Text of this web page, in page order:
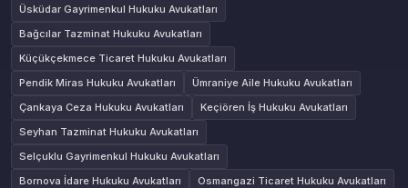
Üsküdar Gayrimenkul Hukuku Avukatları
Bağcılar Tazminat Hukuku Avukatları
Küçükçekmece Ticaret Hukuku Avukatları
Pendik Miras Hukuku Avukatları
Ümraniye Aile Hukuku Avukatları
Çankaya Ceza Hukuku Avukatları
Keçiören İş Hukuku Avukatları
Seyhan Tazminat Hukuku Avukatları
Selçuklu Gayrimenkul Hukuku Avukatları
Bornova İdare Hukuku Avukatları
Osmangazi Ticaret Hukuku Avukatları